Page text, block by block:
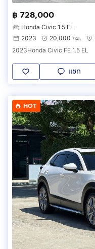
฿ 728,000
Honda Civic 1.5 EL
2023
20,000 กม.
2023Honda Civic FE 1.5 EL
แชท
HOT